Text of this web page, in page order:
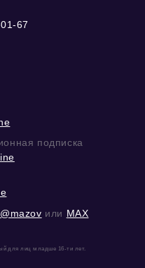
67
подписка
@mazov или MAX
для лиц младше 16-ти лет.